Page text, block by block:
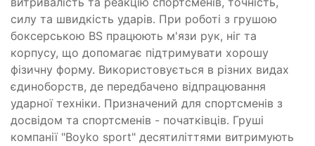
силу та швидкість ударів. При роботі з грушою
боксерською BS працюють м'язи рук, ніг та
корпусу, що допомагає підтримувати хорошу
фізичну форму. Використовується в різних видах
єдиноборств, де передбачено відпрацювання
ударної техніки. Призначений для спортсменів з
досвідом та спортсменів - початківців. Груші
компанії "Boyko sport" десятиліттями витримують